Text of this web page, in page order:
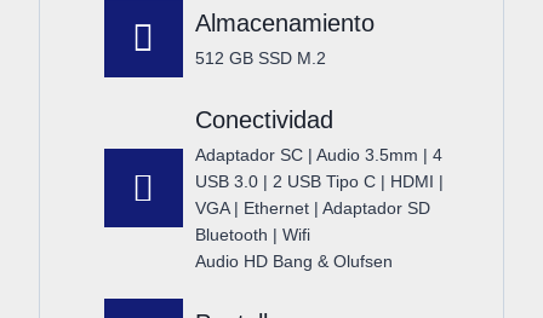
Almacenamiento
512 GB SSD M.2
Conectividad
Adaptador SC | Audio 3.5mm | 4
USB 3.0 | 2 USB Tipo C | HDMI |
VGA | Ethernet | Adaptador SD
Bluetooth | Wifi
Audio HD Bang & Olufsen